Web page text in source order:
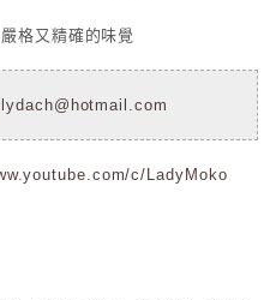
格又精確的味覺
c/LadyMoko